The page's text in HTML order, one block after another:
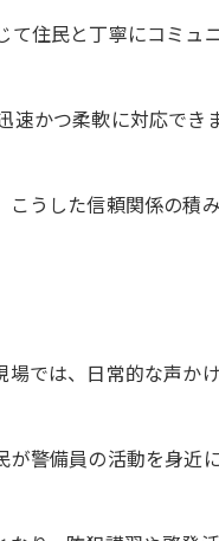
住民と丁寧にコミュ
かつ柔軟に対応でき
うした信頼関係の積
では、日常的な声か
警備員の活動を身近